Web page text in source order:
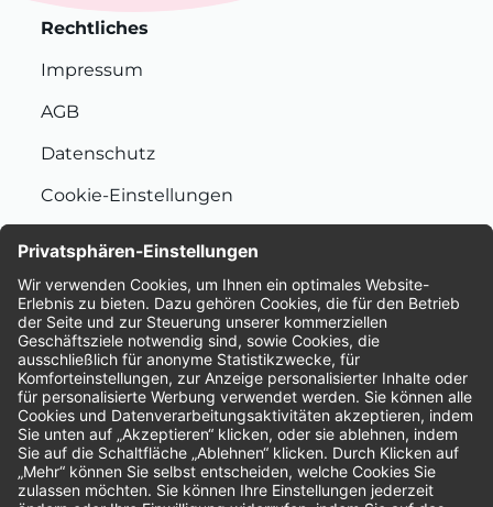
Rechtliches
Impressum
AGB
Datenschutz
Cookie-Einstellungen
Bewertungen